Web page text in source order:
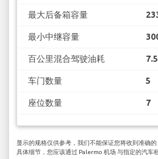
最大后备箱容量
最小中继容量
百公里混合驾驶油耗
车门数量 5
座位数量 7
显示的规格仅供参考，我们不能保证您将收到准确
具体细节，您应该通过 Palermo 机场 与指定的汽车